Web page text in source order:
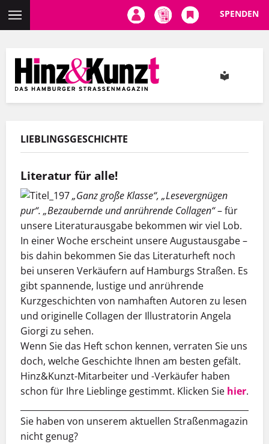
Inhalt
SPENDEN
LIEBLINGSGESCHICHTE
Literatur für alle!
„Ganz große Klasse“, „Lesevergnügen
pur“. „Bezaubernde und anrührende Collagen“– für
unsere Literaturausgabe bekommen wir viel Lob.
In einer Woche erscheint unsere Augustausgabe –
bis dahin bekommen Sie das Literaturheft noch
bei unseren Verkäufern auf Hamburgs Straßen. Es
gibt spannende, lustige und anrührende
Kurzgeschichten von namhaften Autoren zu lesen
und originelle Collagen der Illustratorin Angela
Giorgi zu sehen.
Wenn Sie das Heft schon kennen, verraten Sie uns
doch, welche Geschichte Ihnen am besten gefält.
Hinz&Kunzt-Mitarbeiter und -Verkäufer haben
schon für Ihre Lieblinge gestimmt. Klicken Sie hier.
Sie haben von unserem aktuellen Straßenmagazin
nicht genug?